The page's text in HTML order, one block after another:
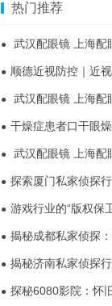
热门推荐
● 武汉配眼镜 上海配
● 顺德近视防控｜近视基因检测：依托
● 武汉配眼镜 上海配
● 干燥症患者口干眼燥熬多年，一个周期
● 武汉配眼镜 上海配
● 探索厦门私家侦探
● 游戏行业的“版权保卫战”
● 揭秘成都私家侦探：
● 揭秘济南私家侦探行
● 探秘6080影院：怀旧